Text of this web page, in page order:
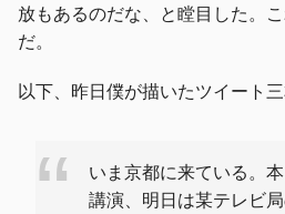
放もあるのだな、と瞠目した。
だ。
以下、昨日僕が描いたツイート三
いま京都に来ている。
講演、明日は某テレビ